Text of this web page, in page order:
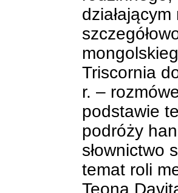
Triscornia
r. –
podstawie
podróży
słownictwo
temat roli
Teona